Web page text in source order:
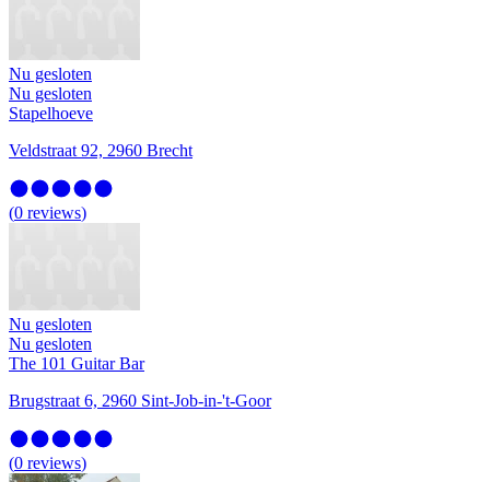
Nu gesloten
Nu gesloten
Stapelhoeve
Veldstraat 92, 2960 Brecht
(0 reviews)
Nu gesloten
Nu gesloten
The 101 Guitar Bar
Brugstraat 6, 2960 Sint-Job-in-'t-Goor
(0 reviews)